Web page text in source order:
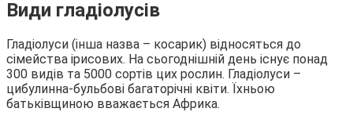
Види гладіолусів
Гладіолуси (інша назва – косарик) відносяться до
сімейства ірисових. На сьогоднішній день існує понад
300 видів та 5000 сортів цих рослин. Гладіолуси –
цибулинна-бульбові багаторічні квіти. Їхньою
батьківщиною вважається Африка.